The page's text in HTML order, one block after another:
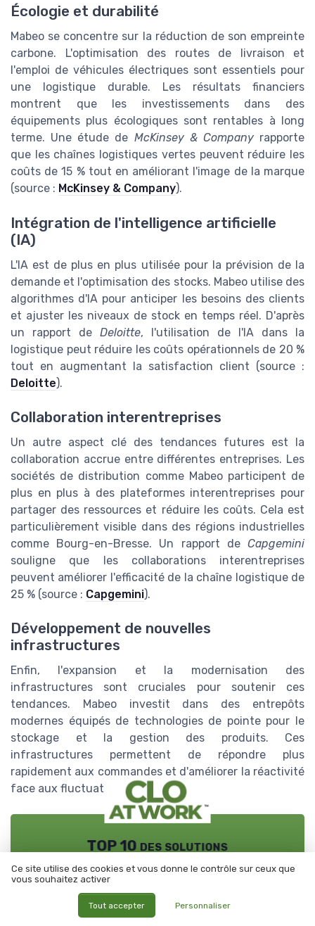
Écologie et durabilité
Mabeo se concentre sur la réduction de son empreinte
carbone. L'optimisation des routes de livraison et
l'emploi de véhicules électriques sont essentiels pour
une logistique durable. Les résultats financiers
montrent que les investissements dans des
équipements plus écologiques sont rentables à long
terme. Une étude de McKinsey & Companyrapporte
que les chaînes logistiques vertes peuvent réduire les
coûts de 15 % tout en améliorant l'image de la marque
(source : McKinsey & Company).
Intégration de l'intelligence artificielle
(IA)
L'IA est de plus en plus utilisée pour la prévision de la
demande et l'optimisation des stocks. Mabeo utilise des
algorithmes d'IA pour anticiper les besoins des clients
et ajuster les niveaux de stock en temps réel. D'après
un rapport de Deloitte, l'utilisation de l'IA dans la
logistique peut réduire les coûts opérationnels de 20 %
tout en augmentant la satisfaction client (source :
Deloitte).
Collaboration interentreprises
Un autre aspect clé des tendances futures est la
collaboration accrue entre différentes entreprises. Les
sociétés de distribution comme Mabeo participent de
plus en plus à des plateformes interentreprises pour
partager des ressources et réduire les coûts. Cela est
particulièrement visible dans des régions industrielles
comme Bourg-en-Bresse. Un rapport de Capgemini
souligne que les collaborations interentreprises
peuvent améliorer l'efficacité de la chaîne logistique de
25 % (source : Capgemini).
Développement de nouvelles
infrastructures
Enfin, l'expansion et la modernisation des
infrastructures sont cruciales pour soutenir ces
tendances. Mabeo investit dans des entrepôts
modernes équipés de technologies de pointe pour le
stockage et la gestion des produits. Ces
infrastructures permettent de répondre plus
rapidement aux commandes et d'améliorer la réactivité
face aux fluctuations de la demande.
TOP 10 des solutions
IA pour la logistique
CLO at WORK ! — 2026
Téléchargez gratuitement le livre blanc
Ce site utilise des cookies et vous donne le contrôle sur ceux que
vous souhaitez activer
Tout accepter Personnaliser